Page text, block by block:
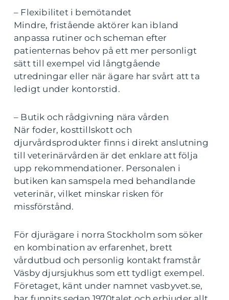
– Flexibilitet i bemötandet
Mindre, fristående aktörer kan ibland
anpassa rutiner och scheman efter
patienternas behov på ett mer personligt
sätt till exempel vid långtgående
utredningar eller när ägare har svårt att ta
ledigt under kontorstid.
– Butik och rådgivning nära vården
När foder, kosttillskott och
djurvårdsprodukter finns i direkt anslutning
till veterinärvården är det enklare att följa
upp rekommendationer. Personalen i
butiken kan samspela med behandlande
veterinär, vilket minskar risken för
missförstånd.
För djurägare i norra Stockholm som söker
en kombination av erfarenhet, brett
vårdutbud och personlig kontakt framstår
Väsby djursjukhus som ett tydligt exempel.
Företaget, känt under namnet vasbyvet.se,